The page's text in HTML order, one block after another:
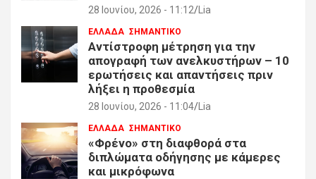
28 Ιουνίου, 2026 - 11:12 Lia
ΕΛΛΑΔΑ ΣΗΜΑΝΤΙΚΟ
Αντίστροφη μέτρηση για την
απογραφή των ανελκυστήρων – 10
ερωτήσεις και απαντήσεις πριν
λήξει η προθεσμία
28 Ιουνίου, 2026 - 11:04 Lia
ΕΛΛΑΔΑ ΣΗΜΑΝΤΙΚΟ
«Φρένο» στη διαφθορά στα
διπλώματα οδήγησης με κάμερες
και μικρόφωνα